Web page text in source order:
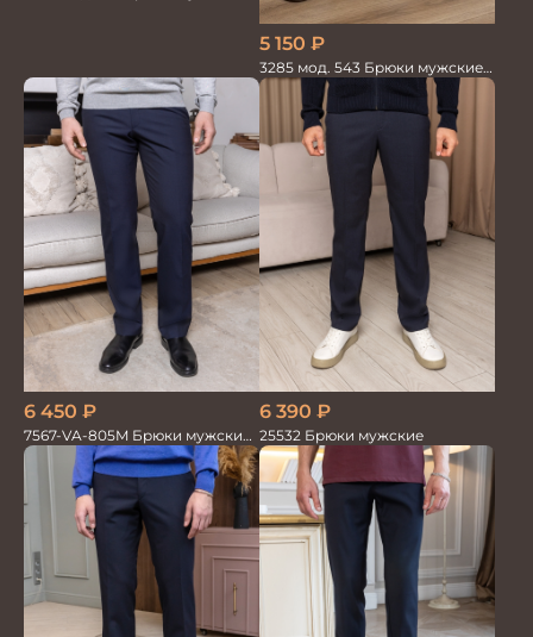
5 150 ₽
3285 мод. 543 Брюки мужские
трикотажные т.синие
6 450 ₽
7567-VA-805M Брюки мужские
т.синие однотон.
6 390 ₽
25532 Брюки мужские